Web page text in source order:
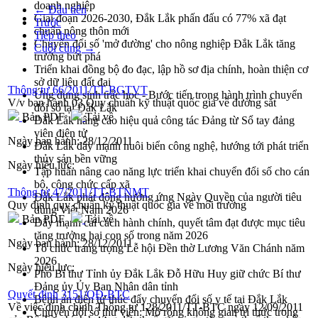
doanh nghiệp
Giai đoạn 2026-2030, Đắk Lắk phấn đấu có 77% xã đạt
chuẩn nông thôn mới
Chuyển đổi số 'mở đường' cho nông nghiệp Đắk Lắk tăng
trưởng bứt phá
Triển khai đồng bộ đo đạc, lập hồ sơ địa chính, hoàn thiện cơ
sở dữ liệu đất đai
Ứng dụng sinh trắc học - Bước tiến trong hành trình chuyển
đổi số tại Đắk Lắk
Đắk Lắk nâng cao hiệu quả công tác Đảng từ Sổ tay đảng
viên điện tử
Đắk Lắk đẩy mạnh nuôi biển công nghệ, hướng tới phát triển
thủy sản bền vững
Tập huấn nâng cao năng lực triển khai chuyển đổi số cho cán
bộ, công chức cấp xã
Đắk Lắk phát động hưởng ứng Ngày Quyền của người tiêu
dùng Việt Nam 2026
Đẩy mạnh cải cách hành chính, quyết tâm đạt được mục tiêu
tăng trưởng hai con số trong năm 2026
Tổ chức trang trọng Lễ hội Đền thờ Lương Văn Chánh năm
2026
Phó Bí thư Tỉnh ủy Đắk Lắk Đỗ Hữu Huy giữ chức Bí thư
Đảng ủy Ủy Ban Nhân dân tỉnh
Bệnh án điện tử thúc đẩy chuyển đổi số y tế tại Đắk Lắk
Chuyển đổi số thư viện: Mở rộng không gian tri thức trong
← Đầu tiên
Trước
Tiếp theo
Cuối cùng →
Thông tư 66/2011/TT-BGTVT
V/v ban hành 03 Quy chuẩn kỹ thuật quốc gia về đường sắt
Bản PDF
Tải về
Ngày ban hành:28/12/2011
Ngày hiệu lực:
Thông tư 47/2011/TT-BTNMT
Quy định quy chuẩn kỹ thuật quốc gia về môi trường
Bản PDF
Tải về
Ngày ban hành:28/12/2011
Ngày hiệu lực:
Quyết định 3151/QĐ-BTC
Về việc đính chính Thông tư 128/2011/TT-BTC ngày 12/09/2011